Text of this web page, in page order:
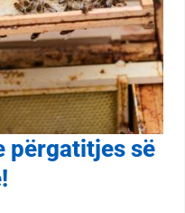
përgatitjes së